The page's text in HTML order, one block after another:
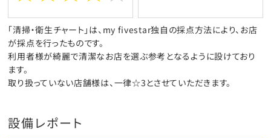
「清掃・衛生チャート」は、my fivestar独自の採点方法により、お店
が採点を行ったものです。
利用者様が綺麗で清潔なお店を選ぶ参考となるように設けており
ます。
取り扱っていない店舗様は、一律☆3とさせていただきます。
設備レポート